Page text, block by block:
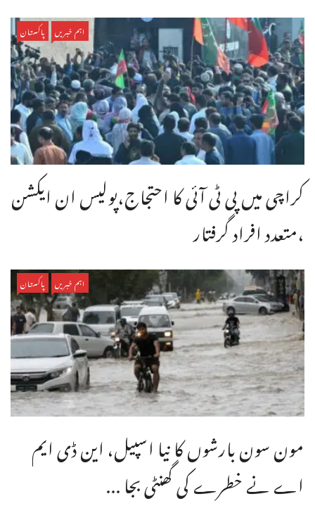
اہم خبریں پاکستان
کراچی میں پی ٹی آئی کا احتجاج،پولیس ان ایکشن
،متعدد افراد گرفتار
اہم خبریں پاکستان
مون سون بارشوں کا نیا اسپیل، این ڈی ایم
اے نے خطرے کی گھنٹی بجا ...